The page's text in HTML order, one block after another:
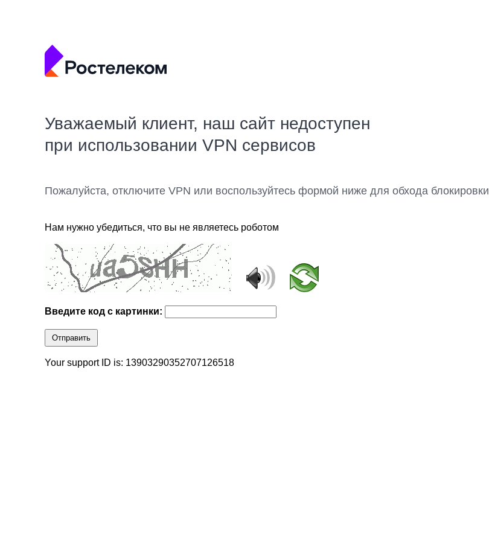
Уважаемый клиент, наш сайт недоступен
при использовании VPN сервисов
Пожалуйста, отключите VPN или воспользуйтесь формой ниже для обхода блокировки
Нам нужно убедиться, что вы не являетесь роботом
Введите код с картинки:
Отправить
Your support ID is: 13903290352707126518